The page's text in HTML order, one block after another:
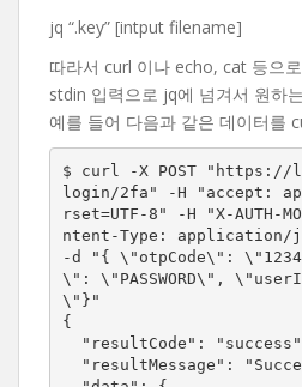
jq “.key” [intput filename]
따라서 curl 이나 echo, cat 등으
stdin 입력으로 jq에 넘겨서 원하
예를 들어 다음과 같은 데이터를
$ curl -X POST "https://
login/2fa" -H "accept:
rset=UTF-8" -H "X-AUTH-
ntent-Type: application/
-d "{ \"otpCode\":
\": \"PASSWORD\",
\"}"
{